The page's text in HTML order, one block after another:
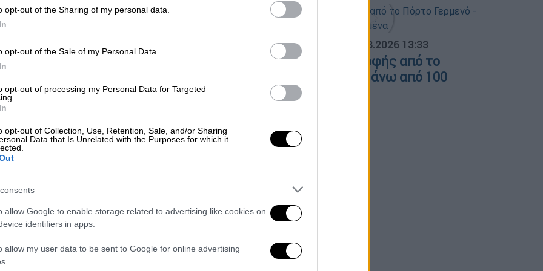
opt-out of the Sharing of my personal data.
opt-out of the Sale of my Personal Data.
opt-out of processing my Personal Data for Targeted
opt-out of Collection, Use, Retention, Sale, and/or Sharing
Data that Is Unrelated with the Purposes for which it
allow Google to enable storage related to advertising like cookies on
identifiers in apps.
allow my user data to be sent to Google for online advertising
λεμόνι
08.06.2025 06:20
Γιορτάζοντας τη γλυκιά
Μπορεί η Σύρος να είναι ταυτισμένη
με τα λουκούμια της, όμως τα 200
πρωτεύουσά της δεν είναι
πασπαλισμένα μόνο με
Food & Drink|21.05.2025 11:00
ΑΠΟΣΠΑΣΜΑΤΑ... 04.08.2026 13:33
Εικόνες καταστροφής από το
Πόρτο Γερμενό - Πάνω από 100
σπίτια καμένα